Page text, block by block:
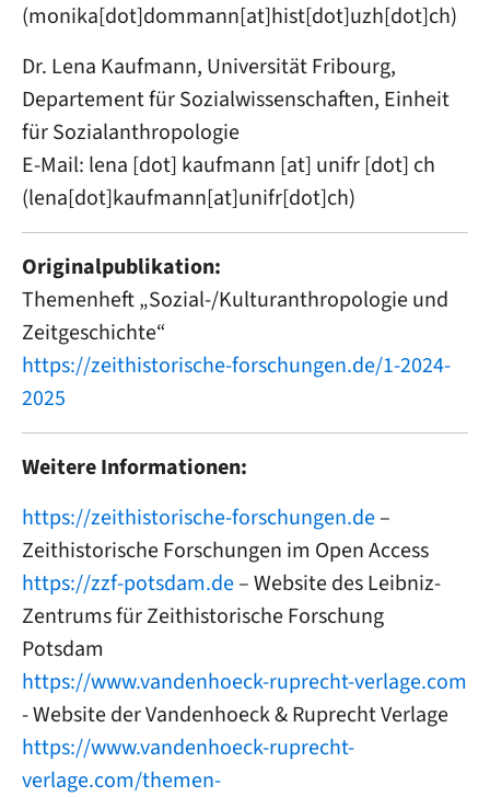
(monika[dot]dommann[at]hist[dot]uzh[dot]ch)
Dr. Lena Kaufmann, Universität Fribourg,
Departement für Sozialwissenschaften, Einheit
für Sozialanthropologie
E-Mail: lena [dot] kaufmann [at] unifr[dot] ch
(lena[dot]kaufmann[at]unifr[dot]ch)
Originalpublikation:
Themenheft „Sozial-/Kulturanthropologie und
Zeitgeschichte“
https://zeithistorische-forschungen.de/1-2024-
2025
Weitere Informationen:
https://zeithistorische-forschungen.de–
Zeithistorische Forschungen im Open Access
https://zzf-potsdam.de– Website des Leibniz-
Zentrums für Zeithistorische Forschung
Potsdam
https://www.vandenhoeck-ruprecht-verlage.com
- Website der Vandenhoeck & Ruprecht Verlage
https://www.vandenhoeck-ruprecht-
verlage.com/themen-